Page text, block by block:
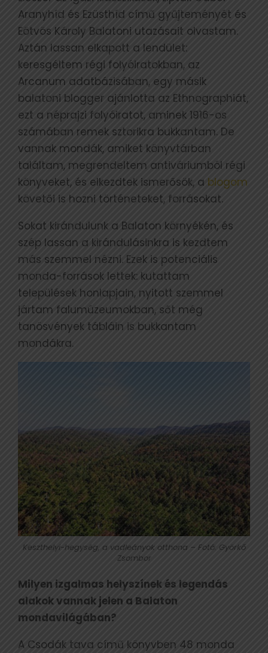
Aranyhíd és Ezüsthíd című gyűjteményét és
Eötvös Károly Balatoni utazásait olvastam.
Aztán lassan elkapott a lendület:
keresgéltem régi folyóiratokban, az
Arcanum adatbázisában, egy másik
balatoni blogger ajánlotta az Ethnographiát,
ezt a néprajzi folyóiratot, aminek 1916-os
számában remek sztorikra bukkantam. De
vannak mondák, amiket könyvtárban
találtam, megrendeltem antiváriumból régi
könyveket, és elkezdtek ismerősök, a blogom
követői is hozni történeteket, forrásokat.
Sokat kirándulunk a Balaton környékén, és
szép lassan a kirándulásinkra is kezdtem
más szemmel nézni. Ezek is potenciális
monda-források lettek: kutattam
települések honlapjain, nyitott szemmel
jártam falumúzeumokban, sőt még
tanösvények tábláin is bukkantam
mondákra.
Keszthelyi-hegység, a vadleányok otthona – Fotó: Györkő
Zsombor
Milyen izgalmas helyszínek és legendás
alakok vannak jelen a Balaton
mondavilágában?
A Csodák tava című könyvben 48 monda